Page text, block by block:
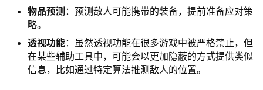
物品预测 ：预测敌人可能携带的装备，提前准备应对策
略。
透视功能：虽然透视功能在很多游戏中被严格禁止，但
在某些辅助工具中，可能会以更加隐蔽的方式提供类似
信息，比如通过特定算法推测敌人的位置。